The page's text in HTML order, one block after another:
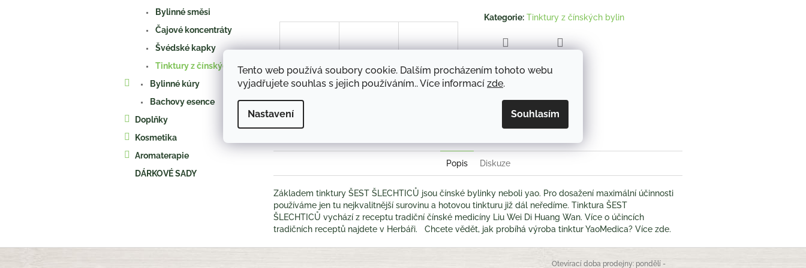
Tento web používá soubory cookie. Dalším procházením tohoto webu
vyjadřujete souhlas s jejich používáním.. Více informací zde.
Nastavení Souhlasím
Bylinné směsi
Čajové koncentráty
Švédské kapky
Tinktury z čínských bylin
Bylinné kúry
Bachovy esence
Doplňky
Kosmetika
Aromaterapie
DÁRKOVÉ SADY
Kategorie: Tinktury z čínských bylin
TwitterFacebook
Popis Diskuze
Základem tinktury ŠEST ŠLECHTICŮ jsou čínské bylinky neboli yao. Pro dosažení maximální účinnosti
používáme jen tu nejkvalitnější surovinu a hotovou tinkturu již dál neředíme. Tinktura ŠEST
ŠLECHTICŮ vychází z receptu tradiční čínské medicíny Liu Wei Di Huang Wan. Více o účincích
tradičních receptů najdete v Herbáři. Chcete vědět, jak probíhá výroba tinktur YaoMedica? Více zde.
Otevírací doba prodejny: pondělí -